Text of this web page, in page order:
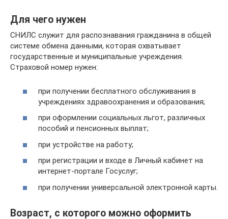
Для чего нужен
СНИЛС служит для распознавания гражданина в общей
системе обмена данными, которая охватывает
государственные и муниципальные учреждения.
Страховой номер нужен:
при получении бесплатного обслуживания в
учреждениях здравоохранения и образования;
при оформлении социальных льгот, различных
пособий и пенсионных выплат;
при устройстве на работу;
при регистрации и входе в Личный кабинет на
интернет-портале Госуслуг;
при получении универсальной электронной карты.
Возраст, с которого можно оформить